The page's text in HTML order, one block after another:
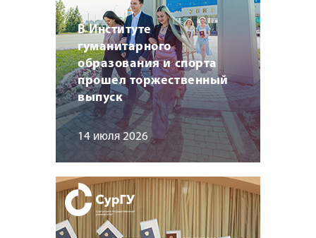
В Институте
гуманитарного
образования и спорта
прошел торжественный
выпуск
14 июля 2026